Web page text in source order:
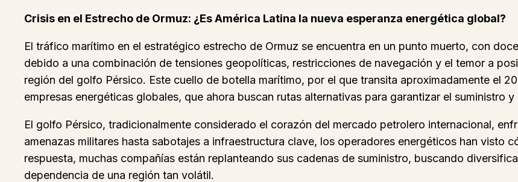
Crisis en el Estrecho de Ormuz: ¿Es América Latina la nueva esperanza energética global?
El tráfico marítimo en el estratégico estrecho de Ormuz se encuentra en un punto muerto, con
debido a una combinación de tensiones geopolíticas, restricciones de navegación y el temor a
región del golfo Pérsico. Este cuello de botella marítimo, por el que transita aproximadamente el
empresas energéticas globales, que ahora buscan rutas alternativas para garantizar el suministro
El golfo Pérsico, tradicionalmente considerado el corazón del mercado petrolero internacional,
amenazas militares hasta sabotajes a infraestructura clave, los operadores energéticos han visto
respuesta, muchas compañías están replanteando sus cadenas de suministro, buscando
dependencia de una región tan volátil.